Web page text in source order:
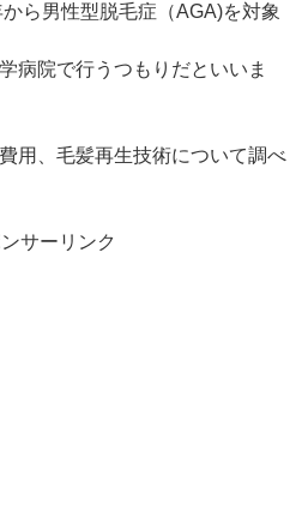
ら男性型脱毛症（AGA)を対象
病院で行うつもりだといいま
用、毛髪再生技術について調べ
サーリンク